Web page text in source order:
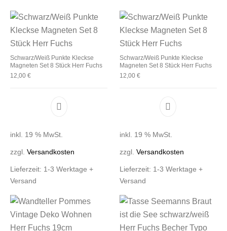
Schwarz/Weiß Punkte Kleckse
Magneten Set 8 Stück Herr Fuchs
12,00€
inkl. 19 % MwSt.
zzgl.Versandkosten
Lieferzeit: 1-3 Werktage +
Versand
Schwarz/Weiß Punkte Kleckse
Magneten Set 8 Stück Herr Fuchs
12,00 €
inkl. 19 % MwSt.
zzgl. Versandkosten
Lieferzeit: 1-3 Werktage +
Versand